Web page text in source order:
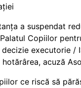
a suspendat
Copiilor
executorie /
acuză
ce riscă să